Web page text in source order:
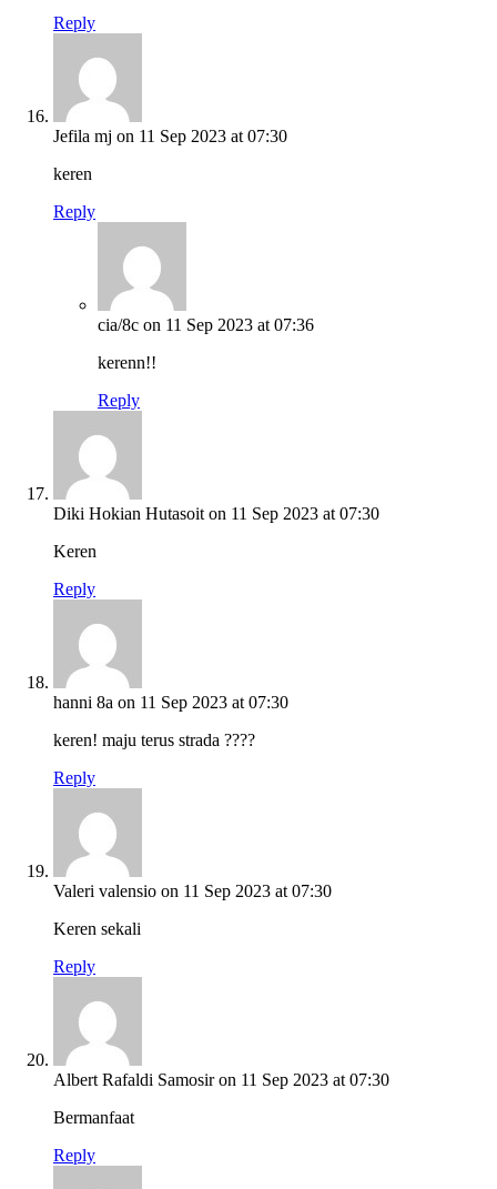
Reply
Jefila mj on 11 Sep 2023 at 07:30
keren
Reply
cia/8c on 11 Sep 2023 at 07:36
kerenn!!
Reply
Diki Hokian Hutasoit on 11 Sep 2023 at 07:30
Keren
Reply
hanni 8a on 11 Sep 2023 at 07:30
keren! maju terus strada ????
Reply
Valeri valensio on 11 Sep 2023 at 07:30
Keren sekali
Reply
Albert Rafaldi Samosir on 11 Sep 2023 at 07:30
Bermanfaat
Reply